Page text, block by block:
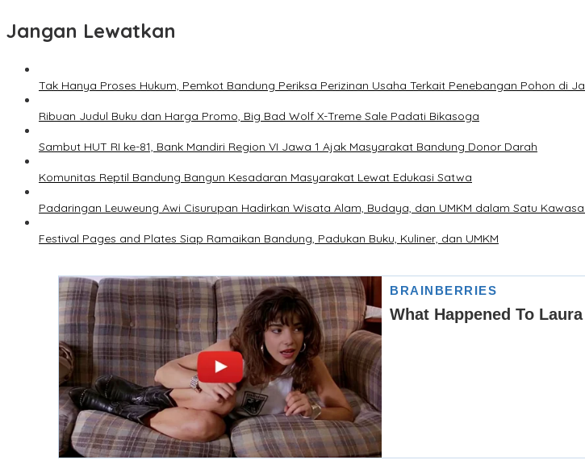
Jangan Lewatkan
Tak Hanya Proses Hukum, Pemkot Bandung Periksa Perizinan Usaha Terkait Penebangan Pohon di
Ribuan Judul Buku dan Harga Promo, Big Bad Wolf X-Treme Sale Padati Bikasoga
Sambut HUT RI ke-81, Bank Mandiri Region VI Jawa 1 Ajak Masyarakat Bandung Donor Darah
Komunitas Reptil Bandung Bangun Kesadaran Masyarakat Lewat Edukasi Satwa
Padaringan Leuweung Awi Cisurupan Hadirkan Wisata Alam, Budaya, dan UMKM dalam Satu
Festival Pages and Plates Siap Ramaikan Bandung, Padukan Buku, Kuliner, dan UMKM